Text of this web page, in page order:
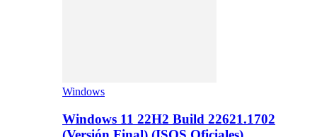
Windows
Windows 11 22H2 Build 22621.1702